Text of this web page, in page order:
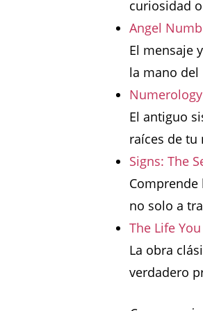
curiosidad
Angel
El mensaje
la mano
El antiguo
raíces de
Signs: The
no solo a
The Life
La obra
verdadero